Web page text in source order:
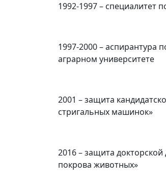
1992-1997 – специалитет
1997-2000 – аспирантура
аграрном университете
2001 – защита
стригальных машинок»
2016 – защита
покрова животных»